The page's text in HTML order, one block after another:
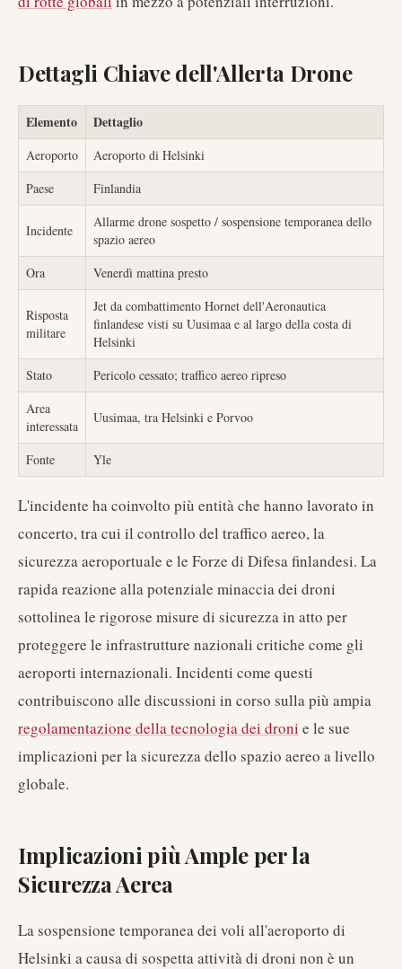
Dettagli Chiave dell'Allerta Drone
Elemento Dettaglio
Aeroporto
Aeroporto di Helsinki
Paese
Finlandia
Incidente
Allarme drone sospetto / sospensione temporanea dello
spazio aereo
Ora
Venerdì mattina presto
Risposta
militare
Jet da combattimento Hornet dell'Aeronautica
finlandese visti su Uusimaa e al largo della costa di
Helsinki
Stato
Pericolo cessato; traffico aereo ripreso
Area
interessata
Uusimaa, tra Helsinki e Porvoo
Fonte Yle
L'incidente ha coinvolto più entità che hanno lavorato in
concerto, tra cui il controllo del traffico aereo, la
sicurezza aeroportuale e le Forze di Difesa finlandesi. La
rapida reazione alla potenziale minaccia dei droni
sottolinea le rigorose misure di sicurezza in atto per
proteggere le infrastrutture nazionali critiche come gli
aeroporti internazionali. Incidenti come questi
contribuiscono alle discussioni in corso sulla più ampia
regolamentazione della tecnologia dei droni e le sue
implicazioni per la sicurezza dello spazio aereo a livello
globale.
Implicazioni più Ample per la
Sicurezza Aerea
La sospensione temporanea dei voli all'aeroporto di
Helsinki a causa di sospetta attività di droni non è un